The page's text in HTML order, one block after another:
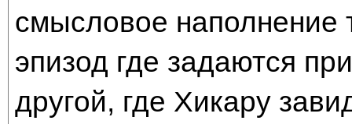
смысловое наполнение
эпизод где задаются
другой, где Хикару